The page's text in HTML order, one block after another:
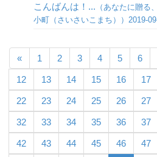
こんばんは！... （あなたに贈る
小町（さいさいこまち））2019-
« 1 2 3 4 5 6
12 13 14 15 16 17
22 23 24 25 26 27
32 33 34 35 36 37
42 43 44 45 46 47